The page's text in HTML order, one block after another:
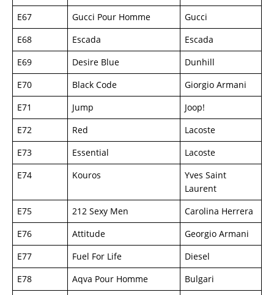
E67
Gucci Pour Homme
Gucci
E68
Escada
Escada
E69
Desire Blue
Dunhill
E70
Black Code
Giorgio Armani
E71
Jump
Joop!
E72
Red
Lacoste
E73
Essential
Lacoste
E74
Kouros
Yves Saint
Laurent
E75
212 Sexy Men
Carolina Herrera
E76
Attitude
Georgio Armani
E77
Fuel For Life
Diesel
E78
Aqva Pour Homme
Bulgari